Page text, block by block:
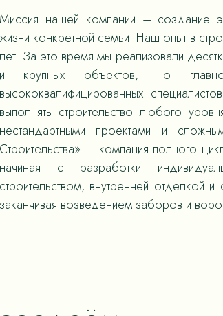
Миссия нашей компании – создание
жизни конкретной семьи. Наш опыт в
лет. За это время мы реализовали
и крупных объектов, но
высококвалифицированных
выполнять строительство любого
нестандартными проектами и
Строительства» – компания полного
начиная с разработки
строительством, внутренней отделкой
заканчивая возведением заборов и